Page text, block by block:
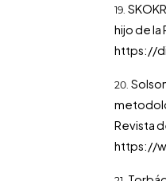
hijo de la
https://
Revista
https://